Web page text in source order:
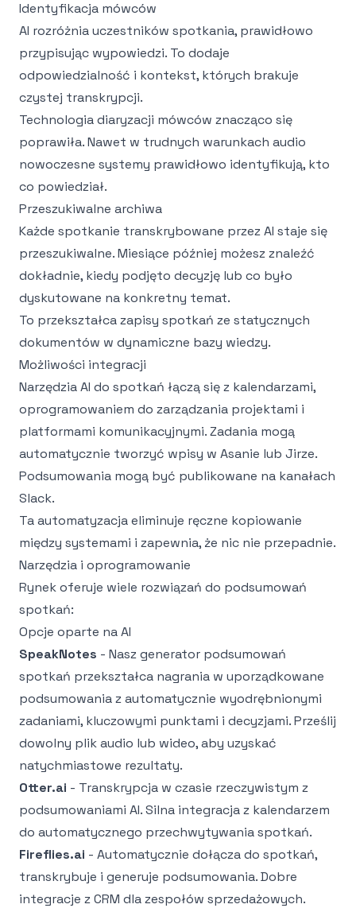
Identyfikacja mówców
AI rozróżnia uczestników spotkania, prawidłowo
przypisując wypowiedzi. To dodaje
odpowiedzialność i kontekst, których brakuje
czystej transkrypcji.
Technologia diaryzacji mówców znacząco się
poprawiła. Nawet w trudnych warunkach audio
nowoczesne systemy prawidłowo identyfikują, kto
co powiedział.
Przeszukiwalne archiwa
Każde spotkanie transkrybowane przez AI staje się
przeszukiwalne. Miesiące później możesz znaleźć
dokładnie, kiedy podjęto decyzję lub co było
dyskutowane na konkretny temat.
To przekształca zapisy spotkań ze statycznych
dokumentów w dynamiczne bazy wiedzy.
Możliwości integracji
Narzędzia AI do spotkań łączą się z kalendarzami,
oprogramowaniem do zarządzania projektami i
platformami komunikacyjnymi. Zadania mogą
automatycznie tworzyć wpisy w Asanie lub Jirze.
Podsumowania mogą być publikowane na kanałach
Slack.
Ta automatyzacja eliminuje ręczne kopiowanie
między systemami i zapewnia, że nic nie przepadnie.
Narzędzia i oprogramowanie
Rynek oferuje wiele rozwiązań do podsumowań
spotkań:
Opcje oparte na AI
SpeakNotes - Naszgenerator podsumowań
spotkań przekształca nagrania w uporządkowane
podsumowania z automatycznie wyodrębnionymi
zadaniami, kluczowymi punktami i decyzjami. Prześlij
dowolny plik audio lub wideo, aby uzyskać
natychmiastowe rezultaty.
Otter.ai - Transkrypcja w czasie rzeczywistym z
podsumowaniami AI. Silna integracja z kalendarzem
do automatycznego przechwytywania spotkań.
Fireflies.ai - Automatycznie dołącza do spotkań,
transkrybuje i generuje podsumowania. Dobre
integracje z CRM dla zespołów sprzedażowych.